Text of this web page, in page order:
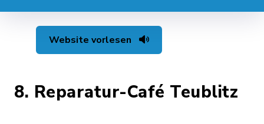
Website vorlesen
8. Reparatur-Café Teublitz